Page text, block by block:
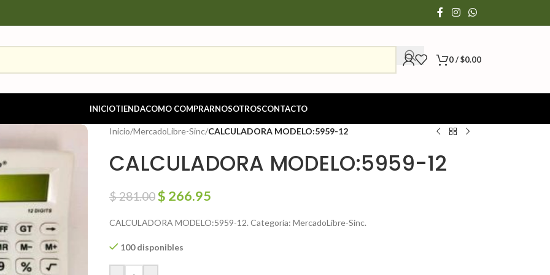
0/$0.00
INICIOTIENDACOMO COMPRARNOSOTROSCONTACTO
Inicio/MercadoLibre-Sinc/CALCULADORA MODELO:5959-12
CALCULADORA MODELO:5959-12
$281.00$ 266.95
CALCULADORA MODELO:5959-12. Categoría: MercadoLibre-Sinc.
100 disponibles